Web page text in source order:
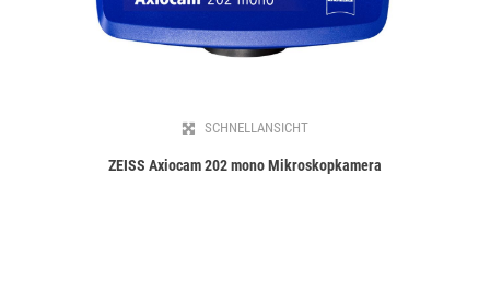
SCHNELLANSICHT
ZEISS Axiocam 202 mono Mikroskopkamera